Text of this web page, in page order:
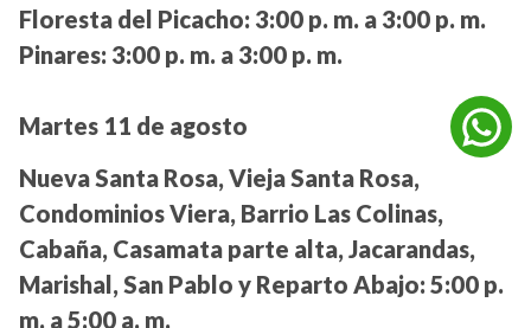
Floresta del Picacho: 3:00 p. m. a 3:00 p. m.
Pinares: 3:00 p. m. a 3:00 p. m.
Martes 11 de agosto
Nueva Santa Rosa, Vieja Santa Rosa,
Condominios Viera, Barrio Las Colinas,
Cabaña, Casamata parte alta, Jacarandas,
Marishal, San Pablo y Reparto Abajo: 5:00 p.
m. a 5:00 a. m.